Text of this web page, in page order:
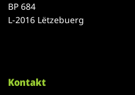
BP 684
L-2016 Lëtzebuerg
Kontakt